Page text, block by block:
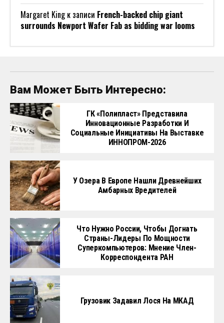
Margaret Kingк записи French-backed chip giant
surrounds Newport Wafer Fab as bidding war looms
Вам Может Быть Интересно:
ГК «Полипласт» Представила
Инновационные Разработки И
Социальные Инициативы На Выставке
ИННОПРОМ-2026
У Озера В Европе Нашли Древнейших
Амбарных Вредителей
Что Нужно России, Чтобы Догнать
Страны-Лидеры По Мощности
Суперкомпьютеров: Мнение Член-
Корреспондента РАН
Грузовик Задавил Лося На МКАД